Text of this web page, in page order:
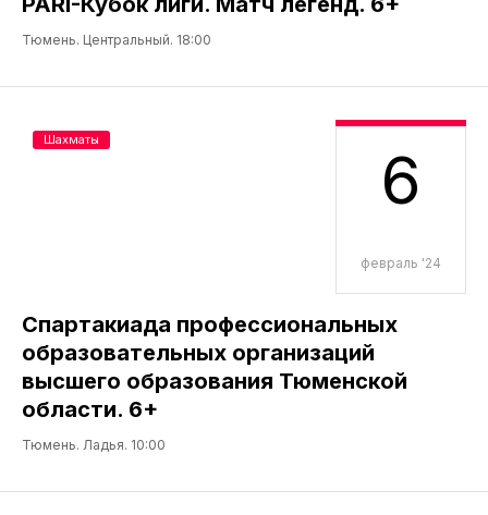
Тюмень. Центральный. 18:00
6
февраль '24
Спартакиада профессиональных
образовательных организаций
высшего образования Тюменской
области. 6+
Тюмень. Ладья. 10:00
Шахматы